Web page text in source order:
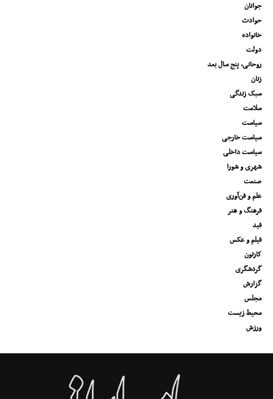
جوانان
حوادث
خانواده
دولت
روحانی، پنج سال بعد
زنان
سبک زندگی
سلامت
سیاست
سیاست خارجی
سیاست داخلی
شهری و شورا
صنعت
علم و فن‌آوری
فرهنگ و هنر
فید
فیلم و عکس
کارتون
گردشگری
گزارش
مجلس
محیط زیست
ورزش